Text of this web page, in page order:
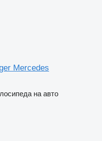
Mercedes
на авто